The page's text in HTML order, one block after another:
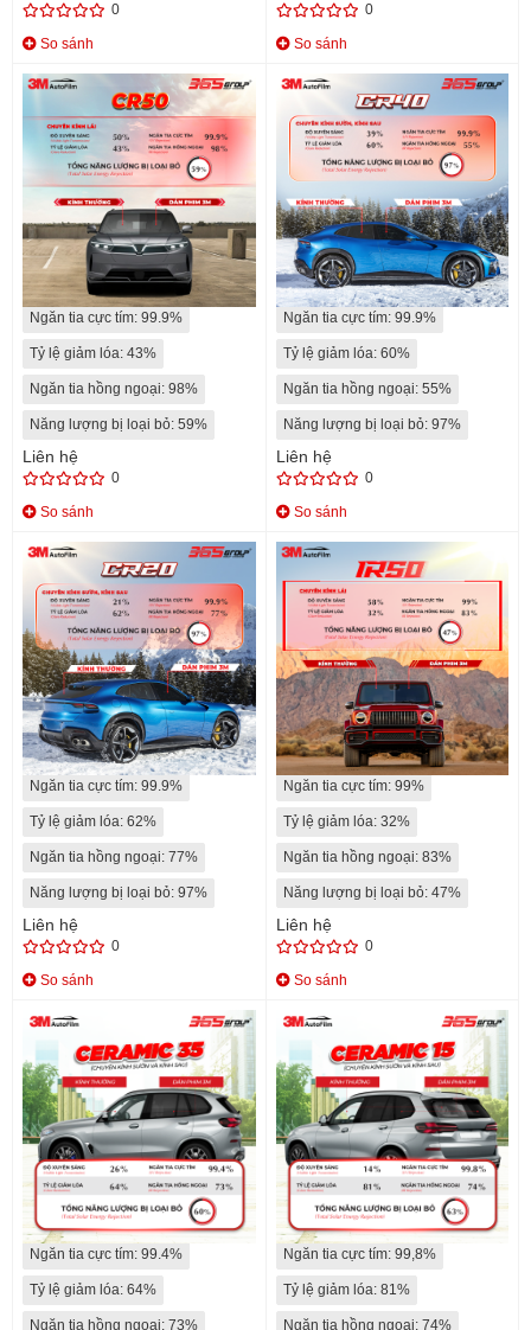
0
So sánh
0
So sánh
CR50
Độ xuyên sáng: 50%
Ngăn tia cực tím: 99.9%
Tỷ lệ giảm lóa: 43%
Ngăn tia hồng ngoại: 98%
Năng lượng bị loại bỏ: 59%
Liên hệ
0
So sánh
CR40
Độ xuyên sáng: 39%
Ngăn tia cực tím: 99.9%
Tỷ lệ giảm lóa: 60%
Ngăn tia hồng ngoại: 55%
Năng lượng bị loại bỏ: 97%
Liên hệ
0
So sánh
CR20
Độ xuyên sáng: 21%
Ngăn tia cực tím: 99.9%
Tỷ lệ giảm lóa: 62%
Ngăn tia hồng ngoại: 77%
Năng lượng bị loại bỏ: 97%
Liên hệ
0
So sánh
IR50
Độ xuyên sáng: 58%
Ngăn tia cực tím: 99%
Tỷ lệ giảm lóa: 32%
Ngăn tia hồng ngoại: 83%
Năng lượng bị loại bỏ: 47%
Liên hệ
0
So sánh
CERAMIC 35
Độ xuyên sáng: 26%
Ngăn tia cực tím: 99.4%
Tỷ lệ giảm lóa: 64%
Ngăn tia hồng ngoại: 73%
CERAMIC 15
Độ xuyên sáng: 14%
Ngăn tia cực tím: 99,8%
Tỷ lệ giảm lóa: 81%
Ngăn tia hồng ngoại: 74%